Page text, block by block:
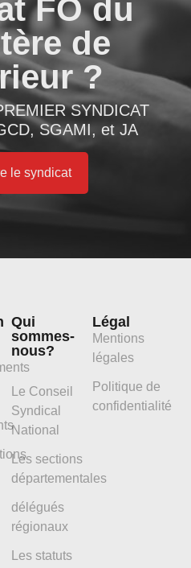
FO du
de
?
SYNDICAT
SGAMI, et JA
le syndicat
Qui
sommes-
nous?
Le Conseil
Syndical
National
Les sections
départementales
délégués
régionaux
Les statuts
Légal
Mentions
légales
Politique de
confidentialité